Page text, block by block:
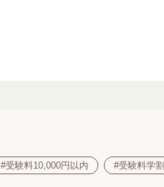
#受験料10,000円以内 #受験料学